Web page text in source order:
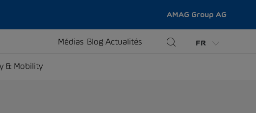
AMAG Group AG
Médias Blog Actualités FR
& Mobility